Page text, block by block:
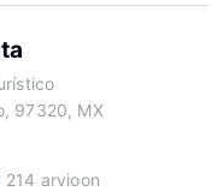
97320, MX
214 arvioon